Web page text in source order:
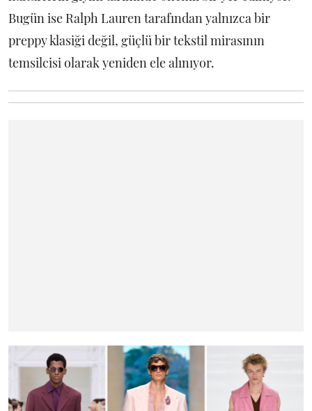
Bugün ise Ralph Lauren tarafından yalnızca bir
preppy klasiği değil, güçlü bir tekstil mirasının
temsilcisi olarak yeniden ele alınıyor.